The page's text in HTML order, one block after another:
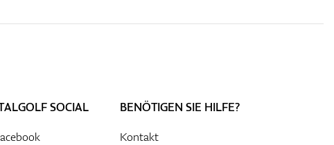
SOCIAL
BENÖTIGEN SIE HILFE?
Kontakt